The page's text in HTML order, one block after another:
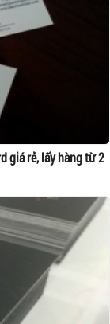
giá rẻ, lấy hàng từ 2